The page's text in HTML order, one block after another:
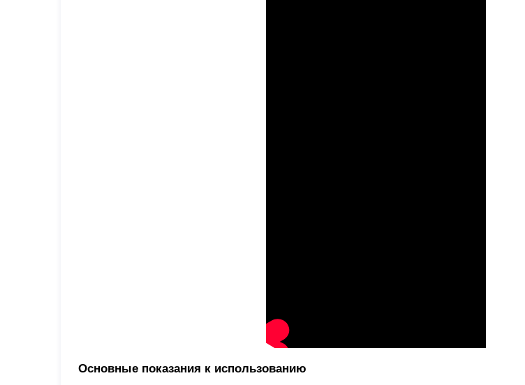
Основные показания к использованию